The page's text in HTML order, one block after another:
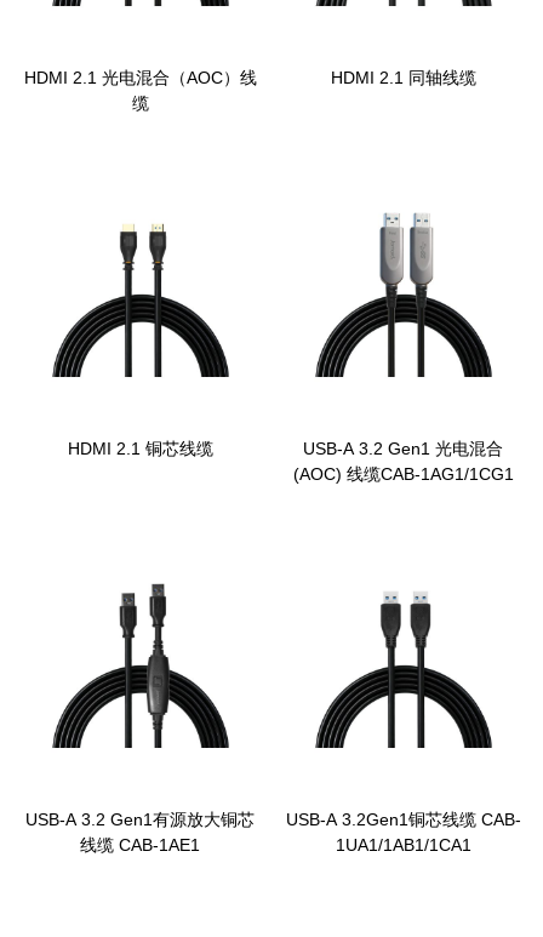
HDMI 2.1 光电混合（AOC）线
缆
HDMI 2.1 同轴线缆
HDMI 2.1 铜芯线缆
USB-A 3.2 Gen1 光电混合
(AOC) 线缆CAB-1AG1/1CG1
USB-A 3.2 Gen1有源放大铜芯
线缆 CAB-1AE1
USB-A 3.2Gen1铜芯线缆 CAB-
1UA1/1AB1/1CA1